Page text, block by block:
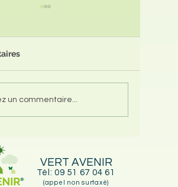
ses fenêtres
t-il vraiment
un commentaire...
VERT AVENIR
Tél:09 51 67 04 61
(appel non surtaxé)